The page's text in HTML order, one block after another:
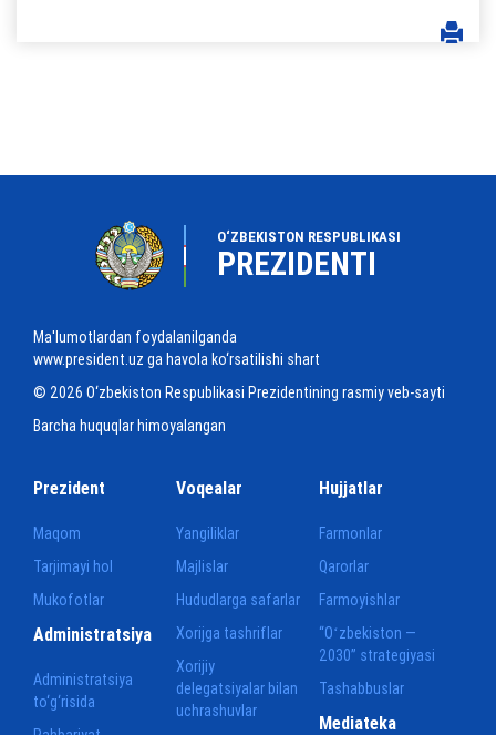
O‘ZBEKISTON RESPUBLIKASI
PREZIDENTI
Ma'lumotlardan foydalanilganda
www.president.uz ga havola ko‘rsatilishi shart
© 2026 O‘zbekiston Respublikasi Prezidentining rasmiy veb-sayti
Barcha huquqlar himoyalangan
Prezident
Maqom
Tarjimayi hol
Mukofotlar
Voqealar
Yangiliklar
Majlislar
Hududlarga safarlar
Xorijga tashriflar
Xorijiy
delegatsiyalar bilan
uchrashuvlar
Hujjatlar
Farmonlar
Qarorlar
Farmoyishlar
“Oʻzbekiston —
2030” strategiyasi
Tashabbuslar
Administratsiya
Administratsiya
to‘g‘risida
Mediateka